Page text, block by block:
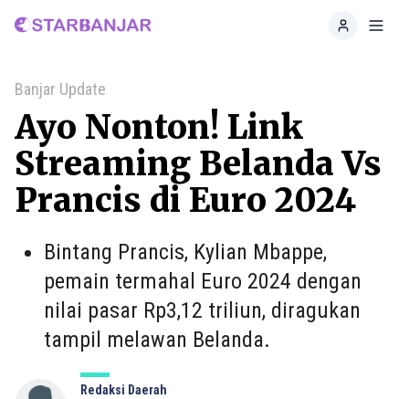
Home
Banjar Update
Ayo Nonton! Link
Streaming Belanda Vs
Prancis di Euro 2024
Bintang Prancis, Kylian Mbappe,
pemain termahal Euro 2024 dengan
nilai pasar Rp3,12 triliun, diragukan
tampil melawan Belanda.
Redaksi Daerah